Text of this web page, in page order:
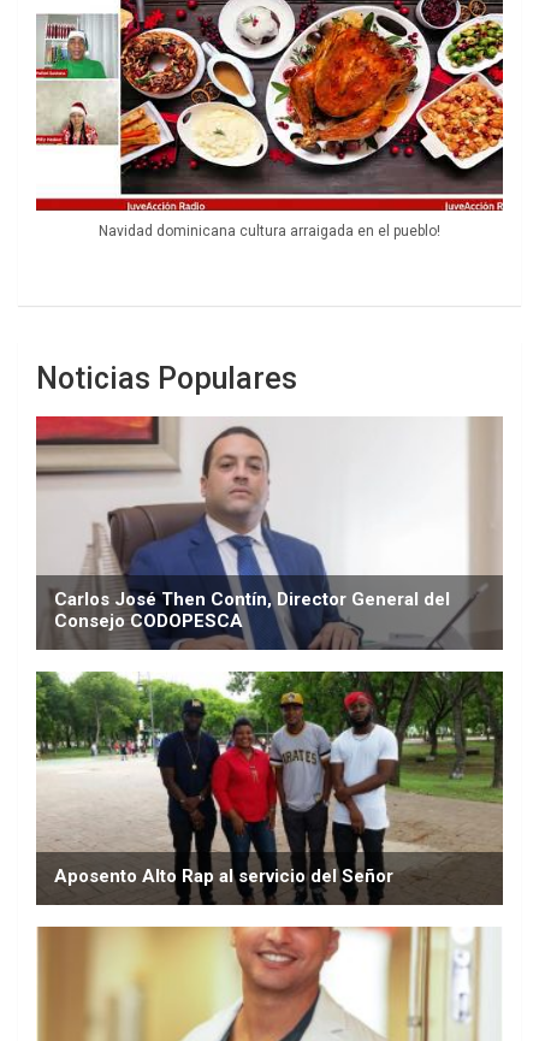
Navidad dominicana cultura arraigada en el pueblo!
Noticias Populares